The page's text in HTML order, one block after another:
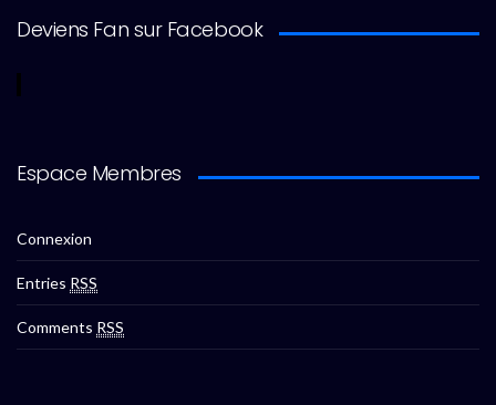
Deviens Fan sur Facebook
Espace Membres
Connexion
Entries RSS
Comments RSS